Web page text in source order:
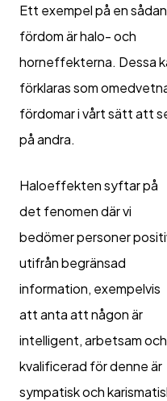
Ett exempel på en sådan
fördom är halo- och
horneffekterna. Dessa
förklaras som
fördomar i vårt sätt att
på andra.
Haloeffekten syftar på
det fenomen där vi
bedömer personer
utifrån begränsad
information, exempelvis
att anta att någon är
intelligent, arbetsam och
kvalificerad för denne är
sympatisk och